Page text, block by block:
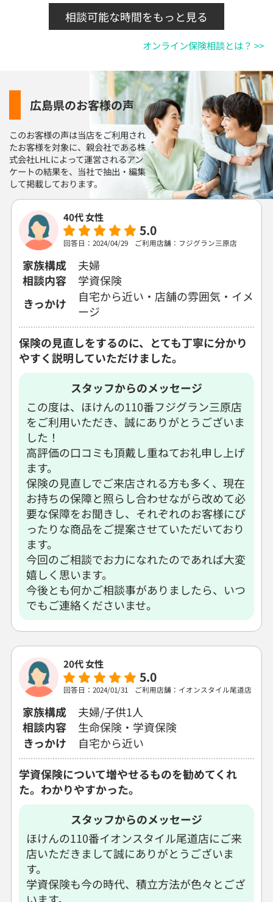
11:30
×
12:00
×
12:30
◯
13:00
◯
13:30
◯
14:00
◯
14:30
◯
◯
15:30
◯
16:00
◯
16:30
◯
17:00
◯
17:30
◯
10:30
◯
◯
12:00
◯
12:30
◯
13:00
◯
13:30
◯
14:00
◯
14:30
◯
15:00
◯
15:30
◯
◯
16:30
◯
17:00
◯
17:30
◯
10:30
◯
◯
◯
12:00
◯
12:30
◯
13:00
◯
13:30
◯
14:00
◯
14:30
◯
15:00
◯
15:30
◯
◯
16:30
◯
17:00
◯
17:30
◯
10:30
◯
11:00
◯
11:30
◯
12:00
◯
12:30
◯
◯
14:00
◯
14:30
◯
15:00
◯
15:30
◯
◯
16:30
◯
17:00
17:30
◯
10:30
◯
11:00
◯
11:30
◯
12:00
◯
12:30
◯
◯
14:00
◯
14:30
◯
15:00
◯
15:30
◯
◯
16:30
◯
17:00
17:30
◯
10:30
◯
11:00
◯
◯
12:00
◯
12:30
◯
◯
14:00
◯
14:30
15:00
◯
15:30
◯
◯
16:30
◯
17:00
17:30
◯
11:00
◯
11:30
◯
12:00
◯
12:30
◯
14:00
◯
14:30
◯
15:30
◯
◯
16:30
◯
17:00
17:30
◯
○：予約可 ×：予約不可
：お電話にてお問い合わせください
電話で相談予約（オンライン保険相談専用）
0120-987-110
平日 / 土日祝日 10:00〜17:00（通話無料）
※受付時間外にご予約をいただいた場合は、
翌営業日のご連絡となります
相談可能な時間をもっと見る
オンライン保険相談とは？ >>
広島県のお客様の声
このお客様の声は当店をご利用され
たお客様を対象に、親会社である株
式会社LHLによって運営されるアン
ケートの結果を、当社で抽出・編集
して掲載しております。
40代 女性
5.0
回答日：2024/04/29 ご利用店舗：フジグラン三原店
家族構成
夫婦
相談内容
学資保険
きっかけ
自宅から近い・店舗の雰囲気・イメ
ージ
保険の見直しをするのに、とても丁寧に分かり
やすく説明していただけました。
スタッフからのメッセージ
この度は、ほけんの110番フジグラン三原店
をご利用いただき、誠にありがとうございま
した！
高評価の口コミも頂戴し重ねてお礼申し上げ
ます。
保険の見直しでご来店される方も多く、現在
お持ちの保障と照らし合わせながら改めて必
要な保障をお聞きし、それぞれのお客様にぴ
ったりな商品をご提案させていただいており
ます。
今回のご相談でお力になれたのであれば大変
嬉しく思います。
今後とも何かご相談事がありましたら、いつ
でもご連絡くださいませ。
20代 女性
5.0
回答日：2024/01/31 ご利用店舗：イオンスタイル尾道店
家族構成
夫婦/子供1人
相談内容
生命保険・学資保険
きっかけ
自宅から近い
学資保険について増やせるものを勧めてくれ
た。わかりやすかった。
スタッフからのメッセージ
ほけんの110番イオンスタイル尾道店にご来
店いただきまして誠にありがとうございま
す。
学資保険も今の時代、積立方法が色々とござ
います。